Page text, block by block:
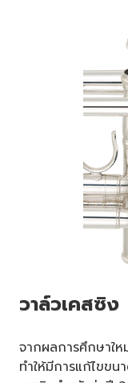
วาล์วเคสซิง
จากผลการศึกษาใ
ทำให้มีการแก้ไขข